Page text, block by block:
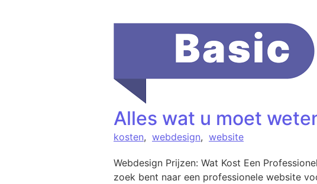
Alles wat u moet
kosten, webdesign, website
Webdesign Prijzen: Wat Kost Een
zoek bent naar een professionele website